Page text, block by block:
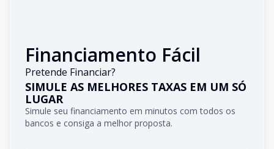
Financiamento Fácil
Pretende Financiar?
SIMULE AS MELHORES TAXAS EM UM SÓ
LUGAR
Simule seu financiamento em minutos com todos os
bancos e consiga a melhor proposta.